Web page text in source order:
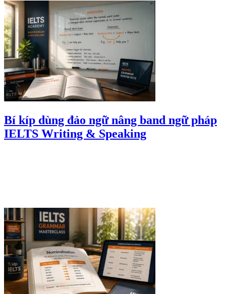
Bí kíp dùng đảo ngữ nâng band ngữ pháp
IELTS Writing & Speaking